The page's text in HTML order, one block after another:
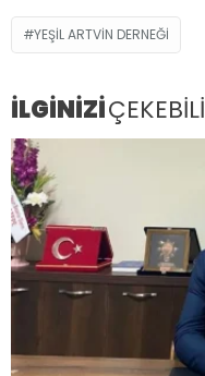
YEŞİL ARTVİN DERNEĞİ
İLGİNİZİ